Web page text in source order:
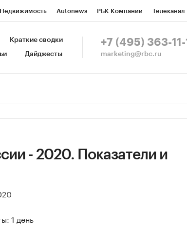
Недвижимость Autonews РБК Компании Телеканал
СПб Конференции СПб Спецпроекты
Краткие сводки
Дайджесты
+7 (495) 363-11-
marketing@rbc.ru
- 2020. Показатели и
1 день